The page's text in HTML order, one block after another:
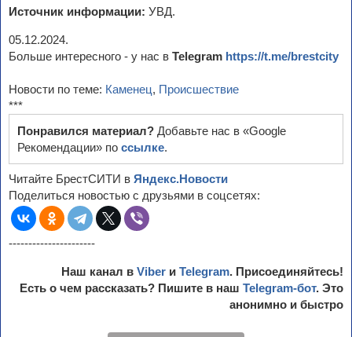
Источник информации: УВД.
05.12.2024.
Больше интересного - у нас в Telegram https://t.me/brestcity
Новости по теме: Каменец, Происшествие
***
Понравился материал? Добавьте нас в «Google
Рекомендации» по ссылке.
Читайте БрестСИТИ в Яндекс.Новости
Поделиться новостью с друзьями в соцсетях:
----------------------
Наш канал в Viber и Telegram. Присоединяйтесь!
Есть о чем рассказать? Пишите в наш Telegram-бот. Это
анонимно и быстро